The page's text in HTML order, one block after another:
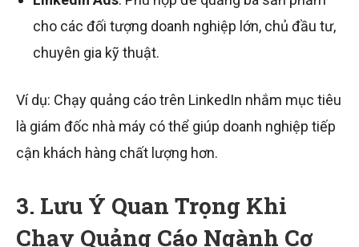
cho các đối tượng doanh nghiệp lớn, chủ đầu tư,
chuyên gia kỹ thuật.
Ví dụ: Chạy quảng cáo trên LinkedIn nhắm mục tiêu
là giám đốc nhà máy có thể giúp doanh nghiệp tiếp
cận khách hàng chất lượng hơn.
3. Lưu Ý Quan Trọng Khi
Chạy Quảng Cáo Ngành Cơ